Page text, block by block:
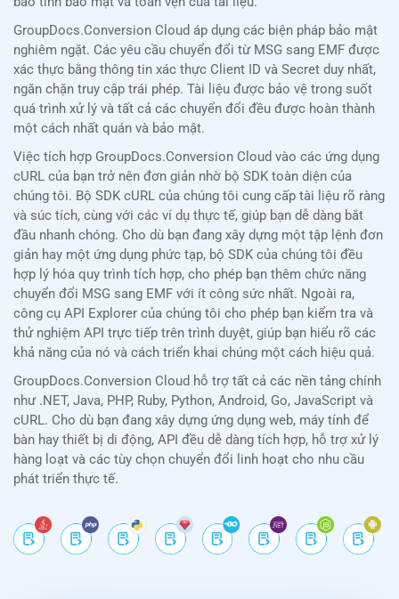
GroupDocs.Conversion Cloud áp dụng các biện pháp bảo mật
nghiêm ngặt. Các yêu cầu chuyển đổi từ MSG sang EMF được
xác thực bằng thông tin xác thực Client ID và Secret duy nhất,
ngăn chặn truy cập trái phép. Tài liệu được bảo vệ trong suốt
quá trình xử lý và tất cả các chuyển đổi đều được hoàn thành
một cách nhất quán và bảo mật.
Việc tích hợp GroupDocs.Conversion Cloud vào các ứng dụng
cURL của bạn trở nên đơn giản nhờ bộ SDK toàn diện của
chúng tôi. Bộ SDK cURL của chúng tôi cung cấp tài liệu rõ ràng
và súc tích, cùng với các ví dụ thực tế, giúp bạn dễ dàng bắt
đầu nhanh chóng. Cho dù bạn đang xây dựng một tập lệnh đơn
giản hay một ứng dụng phức tạp, bộ SDK của chúng tôi đều
hợp lý hóa quy trình tích hợp, cho phép bạn thêm chức năng
chuyển đổi MSG sang EMF với ít công sức nhất. Ngoài ra,
công cụ API Explorer của chúng tôi cho phép bạn kiểm tra và
thử nghiệm API trực tiếp trên trình duyệt, giúp bạn hiểu rõ các
khả năng của nó và cách triển khai chúng một cách hiệu quả.
GroupDocs.Conversion Cloud hỗ trợ tất cả các nền tảng chính
như .NET, Java, PHP, Ruby, Python, Android, Go, JavaScript và
cURL. Cho dù bạn đang xây dựng ứng dụng web, máy tính để
bàn hay thiết bị di động, API đều dễ dàng tích hợp, hỗ trợ xử lý
hàng loạt và các tùy chọn chuyển đổi linh hoạt cho nhu cầu
phát triển thực tế.